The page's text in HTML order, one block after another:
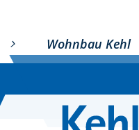
Wohnbau Kehl